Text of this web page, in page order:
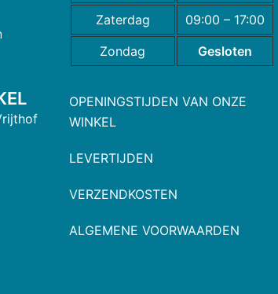
Zaterdag
09:00 – 17:00
Zondag
Gesloten
OPENINGSTIJDEN VAN ONZE
WINKEL
LEVERTIJDEN
VERZENDKOSTEN
ALGEMENE VOORWAARDEN